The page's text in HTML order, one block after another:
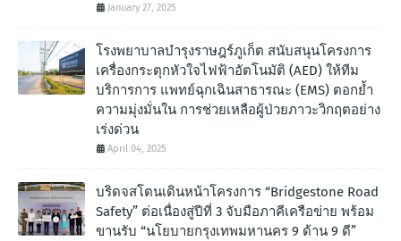
January 27, 2025
โรงพยาบาลบำรุงราษฎร์ภูเก็ต สนับสนุนโครงการ
เครื่องกระตุกหัวใจไฟฟ้าอัตโนมัติ (AED) ให้ทีม
บริการการ แพทย์ฉุกเฉินสาธารณะ (EMS) ตอกย้ำ
ความมุ่งมั่นใน การช่วยเหลือผู้ป่วยภาวะวิกฤตอย่าง
เร่งด่วน
April 04, 2025
บริดจสโตนเดินหน้าโครงการ “Bridgestone Road
Safety” ต่อเนื่องสู่ปีที่ 3 จับมือภาคีเครือข่าย พร้อม
ขานรับ “นโยบายกรุงเทพมหานคร 9 ด้าน 9 ดี”